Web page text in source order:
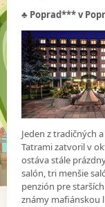
♣ Poprad*** v
Jeden z tradičných
Tatrami zatvoril v
ostáva stále
salón, tri menšie
penzión pre
známy mafiánskou